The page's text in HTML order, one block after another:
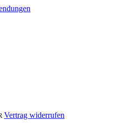
Vertrag widerrufen